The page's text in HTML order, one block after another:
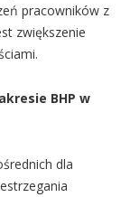
pracowników z
zwiększenie
BHP w
dla